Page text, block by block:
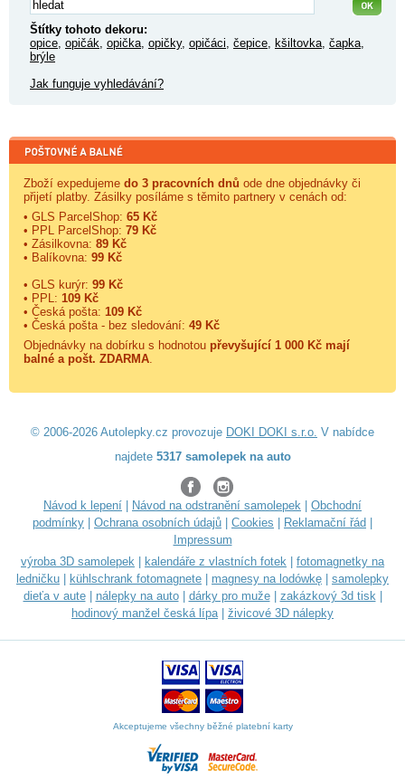
Štítky tohoto dekoru:
opice, opičák, opička, opičky, opičáci, čepice, kšiltovka, čapka,
brýle
Jak funguje vyhledávání?
Zboží expedujeme do 3 pracovních dnů ode dne objednávky či
přijetí platby. Zásilky posíláme s těmito partnery v cenách od:
• GLS ParcelShop: 65 Kč
• PPL ParcelShop: 79 Kč
• Zásilkovna: 89 Kč
• Balíkovna: 99 Kč
• GLS kurýr: 99 Kč
• PPL: 109 Kč
• Česká pošta: 109 Kč
• Česká pošta - bez sledování: 49 Kč
Objednávky na dobírku s hodnotou převyšující 1 000 Kč mají
balné a pošt. ZDARMA.
© 2006-2026 Autolepky.cz provozuje DOKI DOKI s.r.o. V nabídce
najdete 5317 samolepek na auto
Návod k lepení Návod na odstranění samolepek
Obchodní
podmínky
Ochrana osobních údajů Cookies Reklamační řád
Impressum
výroba 3D samolepek
kalendáře z vlastních fotek
fotomagnetky na
ledničku
kühlschrank fotomagnete magnesy na lodówkę
samolepky
dieťa v aute| nálepky na auto| dárky pro muže| zakázkový 3d tisk|
hodinový manžel česká lípa| živicové 3D nálepky
Akceptujeme všechny běžné platební karty